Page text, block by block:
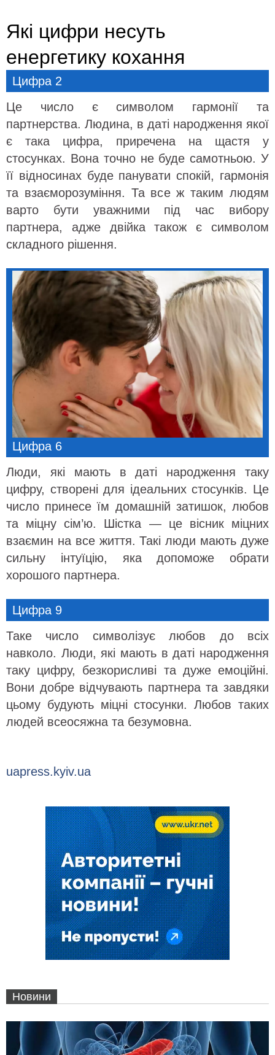
Які цифри несуть
енергетику кохання
Цифра 2
Це число є символом гармонії та
партнерства. Людина, в даті народження якої
є така цифра, приречена на щастя у
стосунках. Вона точно не буде самотньою. У
її відносинах буде панувати спокій, гармонія
та взаєморозуміння. Та все ж таким людям
варто бути уважними під час вибору
партнера, адже двійка також є символом
складного рішення.
Цифра 6
Люди, які мають в даті народження таку
цифру, створені для ідеальних стосунків. Це
число принесе їм домашній затишок, любов
та міцну сім’ю. Шістка — це вісник міцних
взаємин на все життя. Такі люди мають дуже
сильну інтуїцію, яка допоможе обрати
хорошого партнера.
Цифра 9
Таке число символізує любов до всіх
навколо. Люди, які мають в даті народження
таку цифру, безкорисливі та дуже емоційні.
Вони добре відчувають партнера та завдяки
цьому будують міцні стосунки. Любов таких
людей всеосяжна та безумовна.
uapress.kyiv.ua
Новини